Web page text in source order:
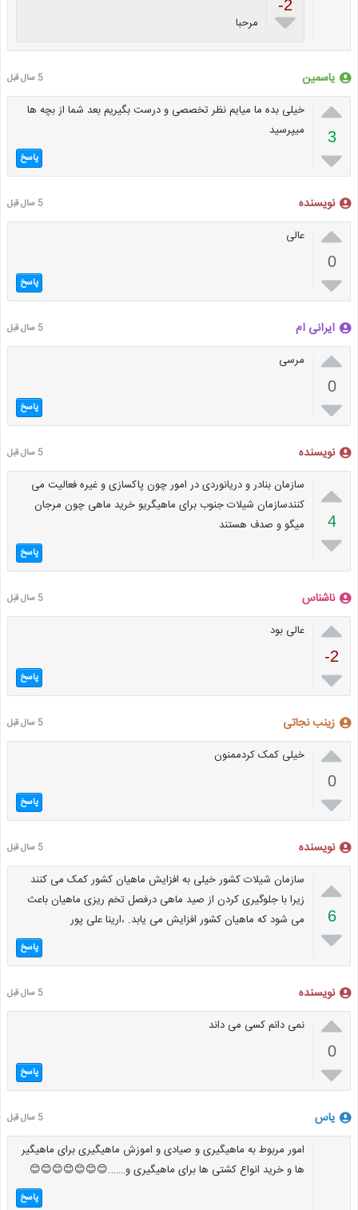
-2
 مرحبا
یاسمین 5 سال قبل

3

خیلی بده ما میایم نظر تخصصی و درست بگیریم بعد شما از بچه ها
میپرسید
پاسخ
نویسنده 5 سال قبل

0

عالی
پاسخ
ایرانی ام 5 سال قبل

0

مرسی
پاسخ
نویسنده 5 سال قبل

4

سازمان بنادر و دریانوردی در امور چون پاکسازی و غیره فعالیت می
کنندسازمان شیلات جنوب برای ماهیگریو خرید ماهی چون مرجان
میگو و صدف هستند
پاسخ
ناشناس 5 سال قبل

-2

عالی بود
پاسخ
زینب نجاتی 5 سال قبل

0

خیلی کمک کردممنون
پاسخ
نویسنده 5 سال قبل

6

سازمان شیلات کشور خیلی به افزایش ماهیان کشور کمک می کنند
زیرا با جلوگیری کردن از صید ماهی درفصل تخم ریزی ماهیان باعث
می شود که ماهیان کشور افزایش می یابد. ،ارینا علی پور
پاسخ
نویسنده 5 سال قبل

0

نمی دانم کسی می داند
پاسخ
یاس 5 سال قبل
امور مربوط به ماهیگیری و صیادی و اموزش ماهیگیری برای ماهیگیر
ها و خرید انواع کشتی ها برای ماهیگیری و…….😊😊😊😊😊😊😊
پاسخ